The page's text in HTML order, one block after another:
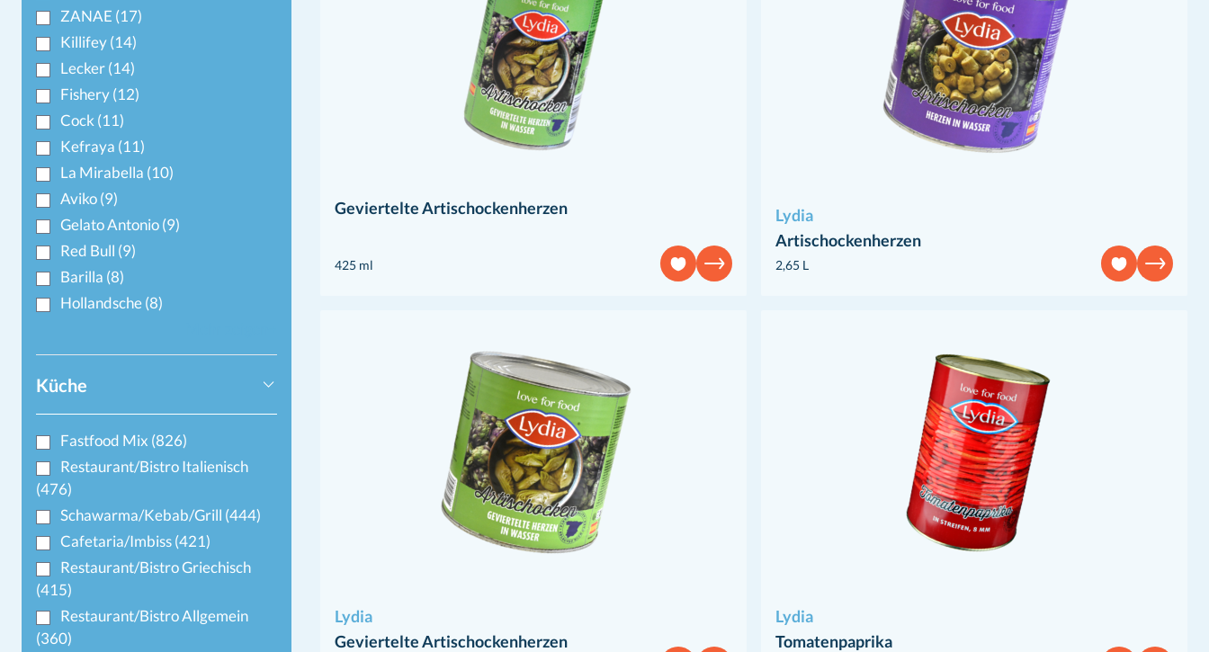
ZANAE (17)
Killifey(14)
Lecker(14)
Fishery(12)
Cock (11)
Kefraya (11)
La Mirabella (10)
Aviko(9)
Gelato Antonio(9)
Red Bull (9)
Barilla (8)
Hollandsche(8)
Küche
Fastfood Mix (826)
Restaurant/Bistro Italienisch
(476)
Schawarma/Kebab/Grill (444)
Cafetaria/Imbiss(421)
Restaurant/Bistro Griechisch
(415)
Restaurant/Bistro Allgemein
(360)
Geviertelte Artischockenherzen
425 ml
Lydia
Artischockenherzen
2,65 L
Lydia
Geviertelte Artischockenherzen
Lydia
Tomatenpaprika